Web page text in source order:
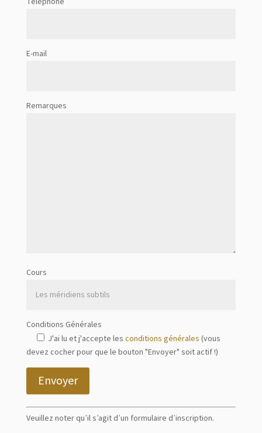
E-mail
Remarques
Cours
Conditions Générales
J'ai lu et j'accepte les conditions générales (vous
devez cocher pour que le bouton "Envoyer" soit actif !)
Envoyer
Veuillez noter qu’il s’agit d’un formulaire d’inscription.